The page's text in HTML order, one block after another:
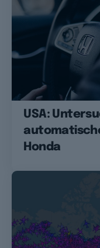
USA:
Honda